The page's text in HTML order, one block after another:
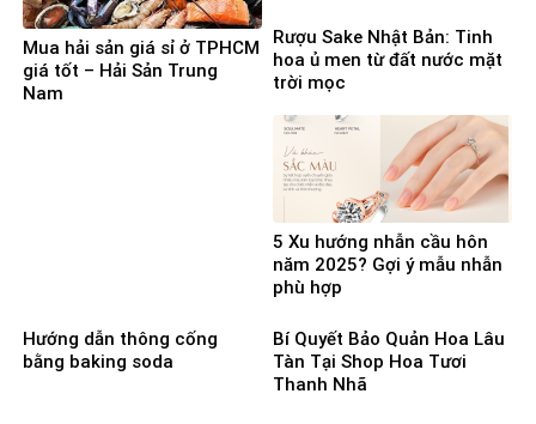
Mua hải sản giá sỉ ở TPHCM
giá tốt – Hải Sản Trung
Nam
Rượu Sake Nhật Bản: Tinh
hoa ủ men từ đất nước mặt
trời mọc
5 Xu hướng nhẫn cầu hôn
năm 2025? Gợi ý mẫu nhẫn
phù hợp
Hướng dẫn thông cống
bằng baking soda
Bí Quyết Bảo Quản Hoa Lâu
Tàn Tại Shop Hoa Tươi
Thanh Nhã